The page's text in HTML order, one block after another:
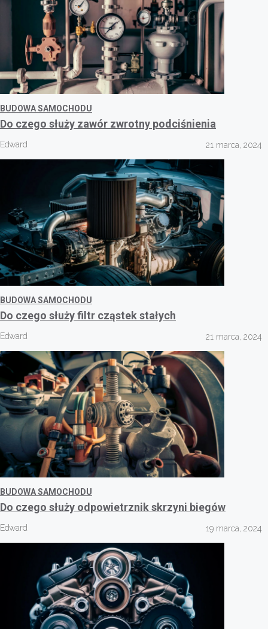
BUDOWA SAMOCHODU
Do czego służy zawór zwrotny podciśnienia
Edward 21 marca, 2024
BUDOWA SAMOCHODU
Do czego służy filtr cząstek stałych
Edward 21 marca, 2024
BUDOWA SAMOCHODU
Do czego służy odpowietrznik skrzyni biegów
Edward 19 marca, 2024